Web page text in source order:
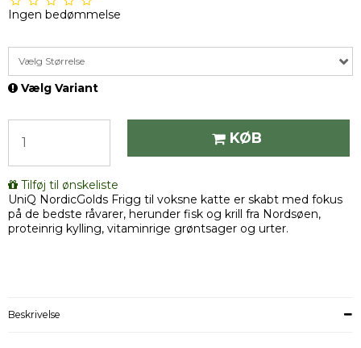
Ingen bedømmelse
Vælg Størrelse
Vælg Variant
KØB
Tilføj til ønskeliste
UniQ NordicGolds Frigg til voksne katte er skabt med fokus
på de bedste råvarer, herunder fisk og krill fra Nordsøen,
proteinrig kylling, vitaminrige grøntsager og urter.
Beskrivelse